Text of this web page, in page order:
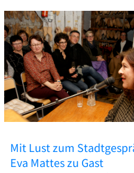
Mit Lust zum
Eva Mattes zu Gast